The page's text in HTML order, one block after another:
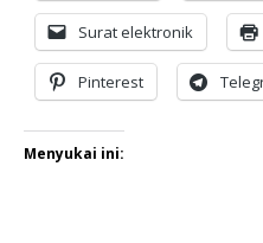
Surat elektronik
Pinterest
Menyukai ini: